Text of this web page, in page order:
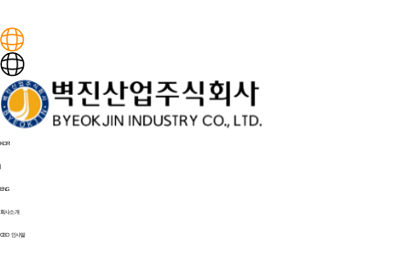
KOR
|
ENG
회사소개
CEO 인사말